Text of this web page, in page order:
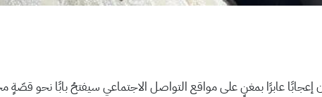
إعجابًا عابرًا بمغنٍ على مواقع التواصل الاجتماعي سيفتحُ بابًا نحو